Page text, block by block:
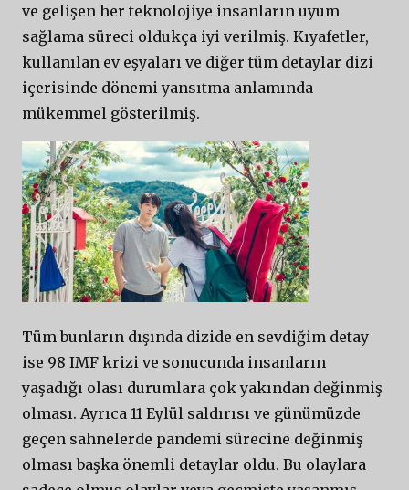
ve gelişen her teknolojiye insanların uyum
sağlama süreci oldukça iyi verilmiş. Kıyafetler,
kullanılan ev eşyaları ve diğer tüm detaylar dizi
içerisinde dönemi yansıtma anlamında
mükemmel gösterilmiş.
Tüm bunların dışında dizide en sevdiğim detay
ise 98 IMF krizi ve sonucunda insanların
yaşadığı olası durumlara çok yakından değinmiş
olması. Ayrıca 11 Eylül saldırısı ve günümüzde
geçen sahnelerde pandemi sürecine değinmiş
olması başka önemli detaylar oldu. Bu olaylara